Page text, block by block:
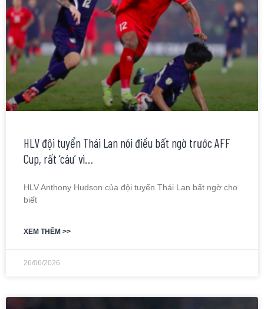
HLV đội tuyển Thái Lan nói điều bất ngờ trước AFF
Cup, rất ‘cáu’ vì…
HLV Anthony Hudson của đội tuyển Thái Lan bất ngờ cho
biết
XEM THÊM >>
26/06/2026